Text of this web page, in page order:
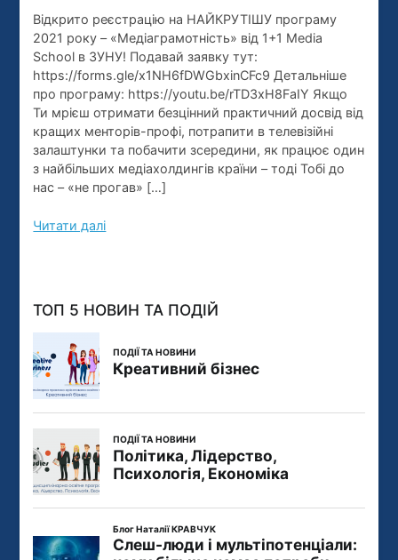
Відкрито реєстрацію на НАЙКРУТІШУ програму
2021 року – «Медіаграмотність» від 1+1 Media
School в ЗУНУ! Подавай заявку тут:
https://forms.gle/x1NH6fDWGbxinCFc9 Детальніше
про програму: https://youtu.be/rTD3xH8FaIY Якщо
Ти мрієш отримати безцінний практичний досвід від
кращих менторів-профі, потрапити в телевізійні
залаштунки та побачити зсередини, як працює один
з найбільших медіахолдингів країни – тоді Тобі до
нас – «не прогав» […]
Читати далі
ТОП 5 НОВИН ТА ПОДІЙ